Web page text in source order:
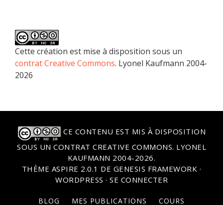
Cette création est mise à disposition sous un
contrat Creative Commons. Lyonel Kaufmann 2004-
2026
CE CONTENU EST MIS À DISPOSITION
SOUS UN CONTRAT CREATIVE COMMONS. LYONEL
KAUFMANN 2004-2026.
THÈME ASPIRE 2.0.1 DE GENESIS FRAMEWORK ·
WORDPRESS · SE CONNECTER
BLOG MES PUBLICATIONS COURS